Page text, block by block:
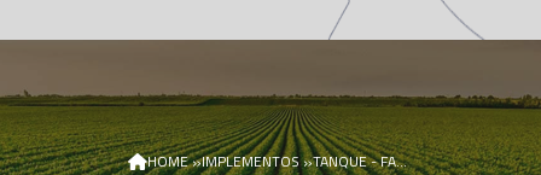
HOME»IMPLEMENTOS» TANQUE - FABRICAÇÃO AGROMEQ